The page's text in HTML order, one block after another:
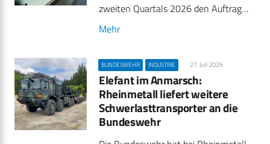
zweiten Quartals 2026 den Auftrag…
Mehr
BUNDESWEHR INDUSTRIE 27. Juli 2026
Elefant im Anmarsch:
Rheinmetall liefert weitere
Schwerlasttransporter an die
Bundeswehr